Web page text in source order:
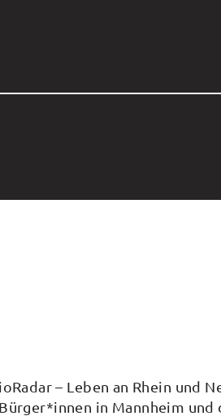
– Leben an Rhein und
in Mannheim